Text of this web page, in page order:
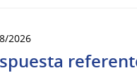
2026